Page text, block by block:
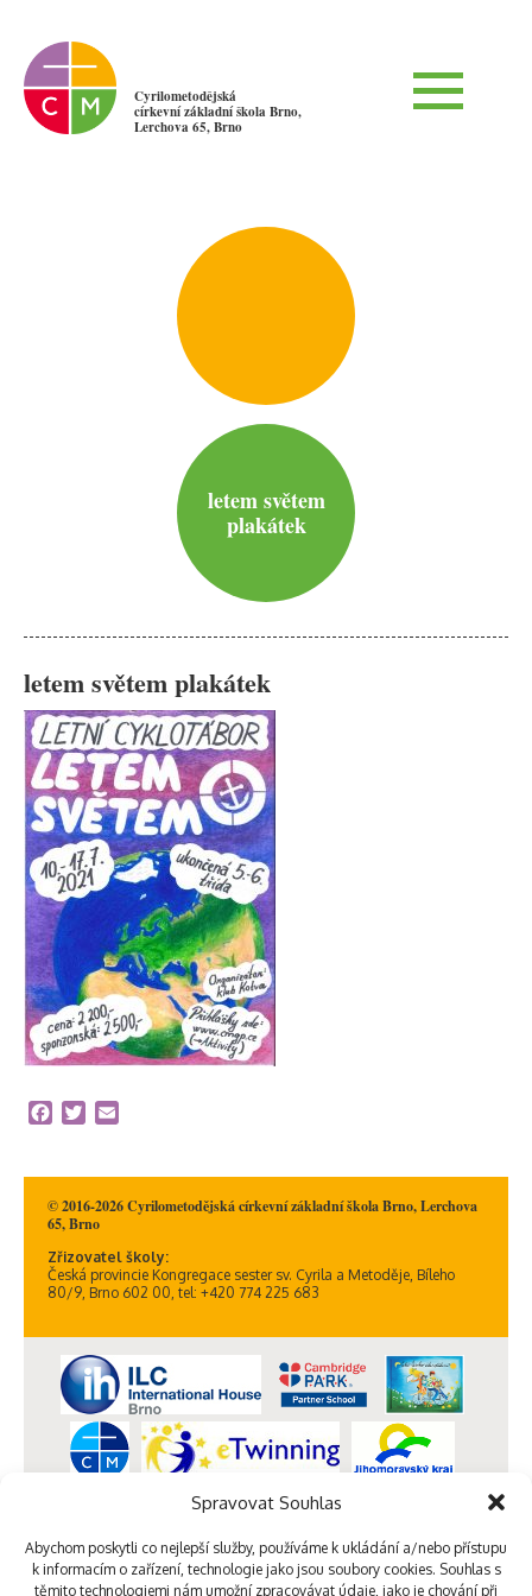
Spravovat Souhlas
Abychom poskytli co nejlepší služby, používáme k ukládání a/nebo přístupu
k informacím o zařízení, technologie jako jsou soubory cookies. Souhlas s
těmito technologiemi nám umožní zpracovávat údaje, jako je chování při
Cyrilometodějská
církevní základní škola Brno,
Lerchova 65, Brno
letem světem
plakátek
letem světem plakátek
Facebook
Twitter
© 2016-2026 Cyrilometodějská církevní základní škola Brno, Lerchova
65, Brno
Zřizovatel školy:
Česká provincie Kongregace sester sv. Cyrila a Metoděje, Bíleho
80/9, Brno 602 00, tel: +420 774 225 683